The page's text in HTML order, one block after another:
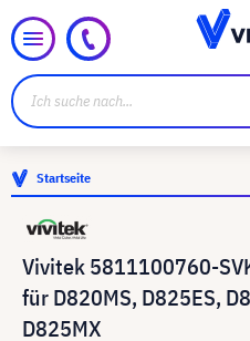
Startseite
Vivitek 5811100760-
für D820MS, D825ES,
D825MX